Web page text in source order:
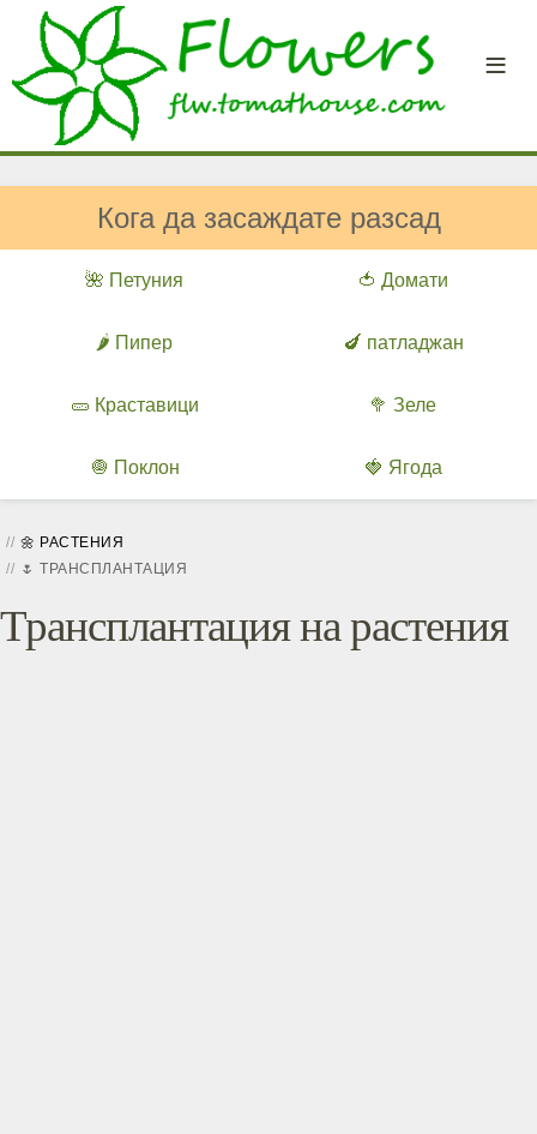
Кога да засаждате разсад
🌺 Петуния 🍅 Домати
🌶️ Пипер 🍆 патладжан
🥒 Краставици 🥦 Зеле
🧅 Поклон 🍓 Ягода
🌼 РАСТЕНИЯ
🌷 ТРАНСПЛАНТАЦИЯ
Трансплантация на растения